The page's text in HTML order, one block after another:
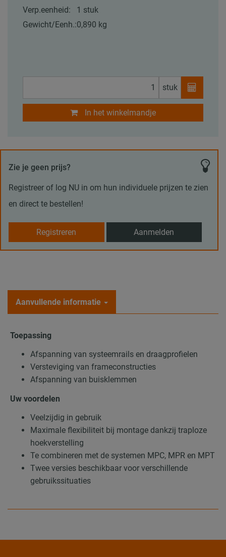
Verp.eenheid:
1 stuk
Gewicht/Eenh.:0,890 kg
stuk
In het winkelmandje
Zie je geen prijs?
Registreer of log NU in om hun individuele prijzen te zien
en direct te bestellen!
Registreren Aanmelden
Aanvullende informatie
Toepassing
Afspanning van systeemrails en draagprofielen
Versteviging van frameconstructies
Afspanning van buisklemmen
Uw voordelen
Veelzijdig in gebruik
Maximale flexibiliteit bij montage dankzij traploze
hoekverstelling
Te combineren met de systemen MPC, MPR en MPT
Twee versies beschikbaar voor verschillende
gebruikssituaties